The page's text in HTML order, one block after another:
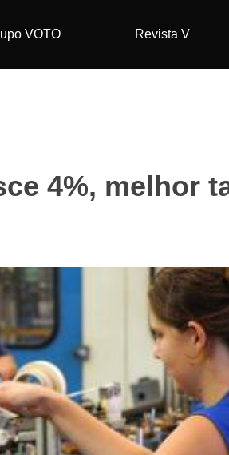
VOTO Revista V
4%, melhor